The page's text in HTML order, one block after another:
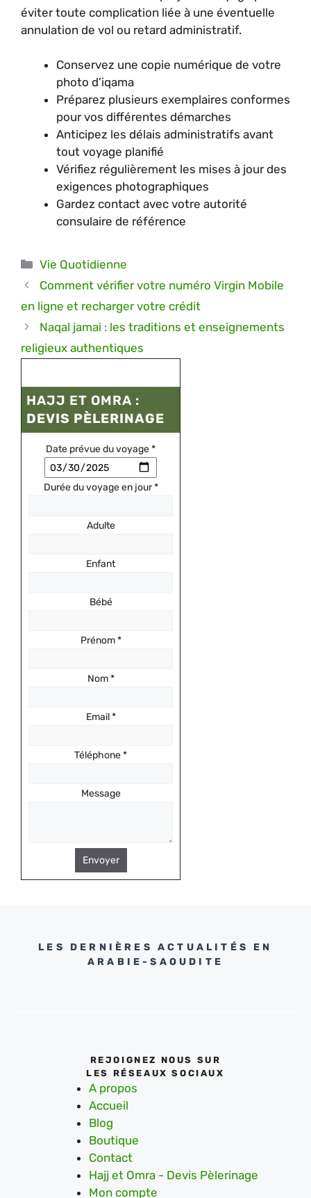
éviter toute complication liée à une éventuelle
annulation de vol ou retard administratif.
Conservez une copie numérique de votre
photo d’iqama
Préparez plusieurs exemplaires conformes
pour vos différentes démarches
Anticipez les délais administratifs avant
tout voyage planifié
Vérifiez régulièrement les mises à jour des
exigences photographiques
Gardez contact avec votre autorité
consulaire de référence
Catégories
Vie Quotidienne
Comment vérifier votre numéro Virgin Mobile
en ligne et recharger votre crédit
Naqal jamai : les traditions et enseignements
religieux authentiques
HAJJ ET OMRA :
DEVIS PÈLERINAGE
Date prévue du voyage*
Durée du voyage en jour*
Adulte
Enfant
Bébé
Prénom*
Nom*
Email*
Téléphone*
Message
Envoyer
LES DERNIÈRES ACTUALITÉS EN
ARABIE-SAOUDITE
REJOIGNEZ NOUS SUR
LES RÉSEAUX SOCIAUX
A propos
Accueil
Blog
Boutique
Contact
Hajj et Omra - Devis Pèlerinage
Mon compte